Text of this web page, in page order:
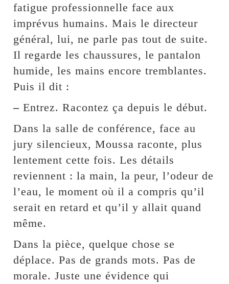
fatigue professionnelle face aux
imprévus humains. Mais le directeur
général, lui, ne parle pas tout de suite.
Il regarde les chaussures, le pantalon
humide, les mains encore tremblantes.
Puis il dit :
– Entrez. Racontez ça depuis le début.
Dans la salle de conférence, face au
jury silencieux, Moussa raconte, plus
lentement cette fois. Les détails
reviennent : la main, la peur, l’odeur de
l’eau, le moment où il a compris qu’il
serait en retard et qu’il y allait quand
même.
Dans la pièce, quelque chose se
déplace. Pas de grands mots. Pas de
morale. Juste une évidence qui